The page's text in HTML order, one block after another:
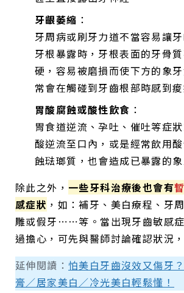
牙齦萎縮 ：
牙周病或刷牙力道不當容易讓
牙根暴露時，牙根表面的牙骨
硬，容易被磨損而使下方的象
常會在觸碰到牙齒根部時感到痠
胃酸腐蝕或酸性飲食 ：
胃食道逆流、孕吐、催吐等症
酸逆流至口內，或是經常飲用
蝕琺瑯質，也會造成已暴露的象
除此之外， 一些牙科治療後也會有
感症狀 ，如：補牙、美白療程、牙
雕或假牙⋯⋯等。當出現牙齒敏感
過擔心，可先與醫師討論確認狀況
延伸閱讀： 怕美白牙齒沒效又傷牙
膏／居家美白／冷光美白輕鬆懂！